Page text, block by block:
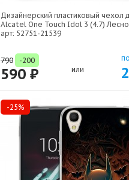
Дизайнерский пластиковый чехол
Alcatel One Touch Idol 3 (4.7)
арт: 52751-21539
790 -200
590 ₽ или
-25%